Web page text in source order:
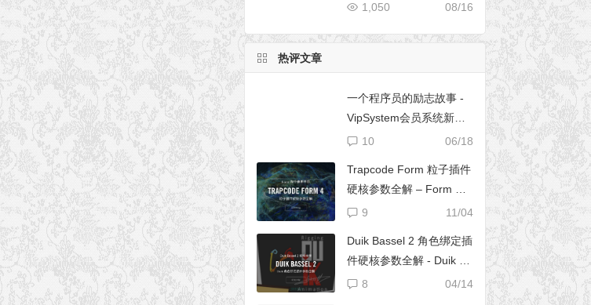
08/16
1,050
热评文章
一个程序员的励志故事 -
VipSystem会员系统新版
开发
06/18
10
Trapcode Form 粒子插件
硬核参数全解 – Form 完
全使用手册
11/04
9
Duik Bassel 2 角色绑定插
件硬核参数全解 - Duik 16
完全使用手册
04/14
8